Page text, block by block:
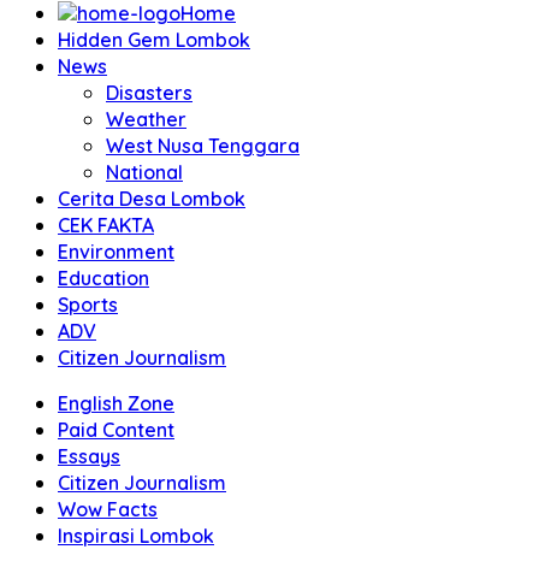
Home
Hidden Gem Lombok
News
Disasters
Weather
West Nusa Tenggara
National
Cerita Desa Lombok
CEK FAKTA
Environment
Education
Sports
ADV
Citizen Journalism
English Zone
Paid Content
Essays
Citizen Journalism
Wow Facts
Inspirasi Lombok